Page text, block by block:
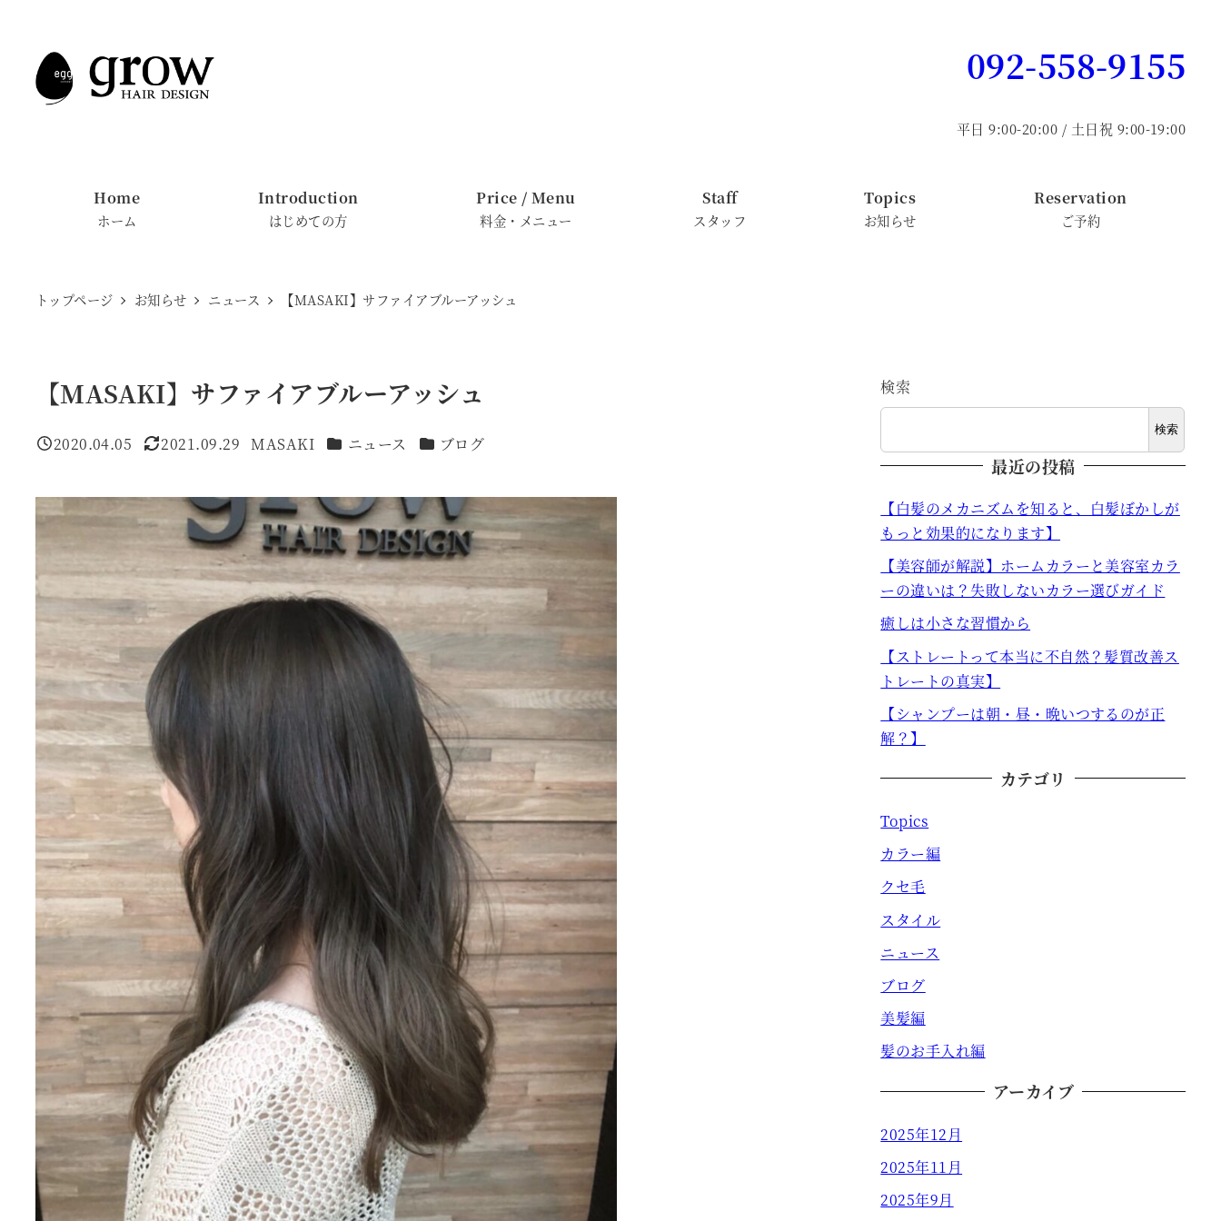
092-558-9155
平日 9:00-20:00 / 土日祝 9:00-19:00
Home
ホーム
Introduction
はじめての方
Price / Menu
料金・メニュー
Staff
スタッフ
Topics
お知らせ
Reservation
ご予約
トップページ お知らせ ニュース 【MASAKI】サファイアブルーアッシュ
【MASAKI】サファイアブルーアッシュ
投稿日
2020.04.05
更新日
2021.09.29
著
MASAKI カテゴリー
ニュース カテゴリー
ブログ
検索
検索
最近の投稿
【白髪のメカニズムを知ると、白髪ぼかしが
もっと効果的になります】
【美容師が解説】ホームカラーと美容室カラ
ーの違いは？失敗しないカラー選びガイド
癒しは小さな習慣から
【ストレートって本当に不自然？髪質改善ス
トレートの真実】
【シャンプーは朝・昼・晩いつするのが正
解？】
カテゴリ
Topics
カラー編
クセ毛
スタイル
ニュース
ブログ
美髪編
髪のお手入れ編
アーカイブ
2025年12月
2025年11月
2025年9月